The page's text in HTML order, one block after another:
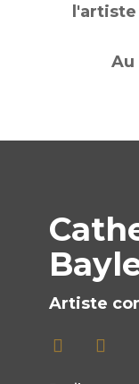
Au
Artiste